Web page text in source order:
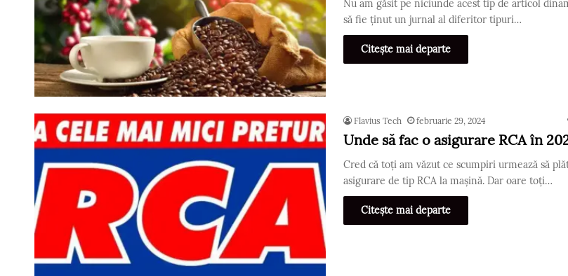
Nu am găsit pe niciunde acest tip de articol
să fie ținut un jurnal al diferitor tipuri…
Citește mai departe
Flavius Tech februarie 29, 2024
Unde să fac o asigurare RCA în
Cred că toți am văzut ce scumpiri urmează să
asigurare de tip RCA la mașină. Dar oare toți…
Citește mai departe